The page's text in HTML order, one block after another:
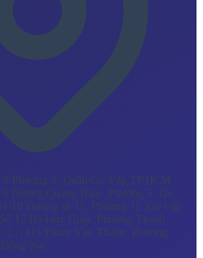
Phường 5, Quận Gò Vấp,TP.HCM
Dương Quảng Hàm ,Phường 5 ,Gò
19 Đường số 11, Phường 11 ,Gò vấp
12 Hà Huy Giáp. Phường Thạnh
2: 1415 Phạm Văn Thuận. Phường
Nai